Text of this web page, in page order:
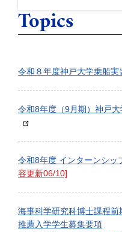
Topics
令和８年度神戸大学乗船
令和8年度（9月期）神戸
令和8年度 インターンシッ
容更新06/10]
海事科学研究科博士課程前
推薦入学学生募集要項